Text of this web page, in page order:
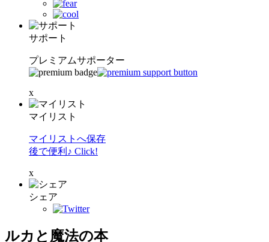
サポート
プレミアムサポーター
x
マイリスト
マイリストへ保存
後で便利♪ Click!
x
シェア
ルカと魔法の本